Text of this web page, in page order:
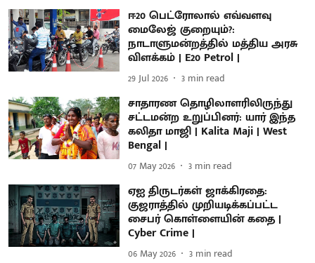
ஈ20 பெட்ரோலால் எவ்வளவு
மைலேஜ் குறையும்?:
நாடாளுமன்றத்தில் மத்திய அரசு
விளக்கம் | E20 Petrol |
29 Jul 2026 3 min read
சாதாரண தொழிலாளரிலிருந்து
சட்டமன்ற உறுப்பினர்: யார் இந்த
கலிதா மாஜி | Kalita Maji | West
Bengal |
07 May 2026 3 min read
ஏஐ திருடர்கள் ஜாக்கிரதை:
குஜராத்தில் முறியடிக்கப்பட்ட
சைபர் கொள்ளையின் கதை |
Cyber Crime |
06 May 2026 3 min read